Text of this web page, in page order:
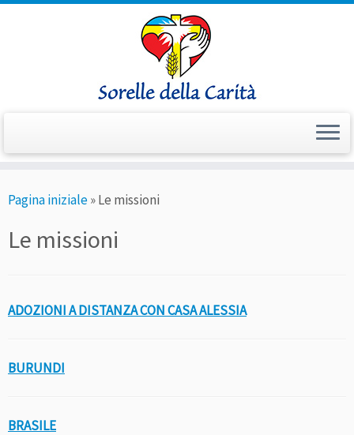
alPagina iniziale»Le missioni
Le missioni
ADOZIONI A DISTANZA CON CASA ALESSIA
BURUNDI
BRASILE